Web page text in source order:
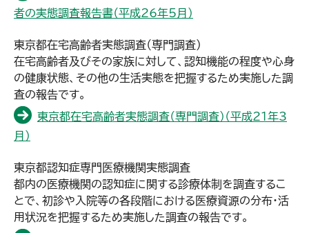
者の実態調査報告書（平成26年5月）
東京都在宅高齢者実態調査（専門調査）
在宅高齢者及びその家族に対して、認知機能の程度や心身
の健康状態、その他の生活実態を把握するため実施した調
査の報告です。
東京都在宅高齢者実態調査（専門調査）（平成21年3
月）
東京都認知症専門医療機関実態調査
都内の医療機関の認知症に関する診療体制を調査するこ
とで、初診や入院等の各段階における医療資源の分布・活
用状況を把握するため実施した調査の報告です。